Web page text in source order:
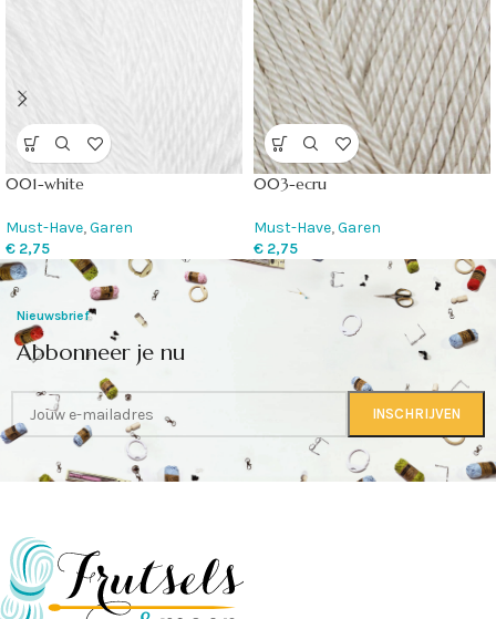
001-white
Must-Have,Garen
€ 2,75
003-ecru
Must-Have,Garen
€ 2,75
Nieuwsbrief
Abbonneer je nu